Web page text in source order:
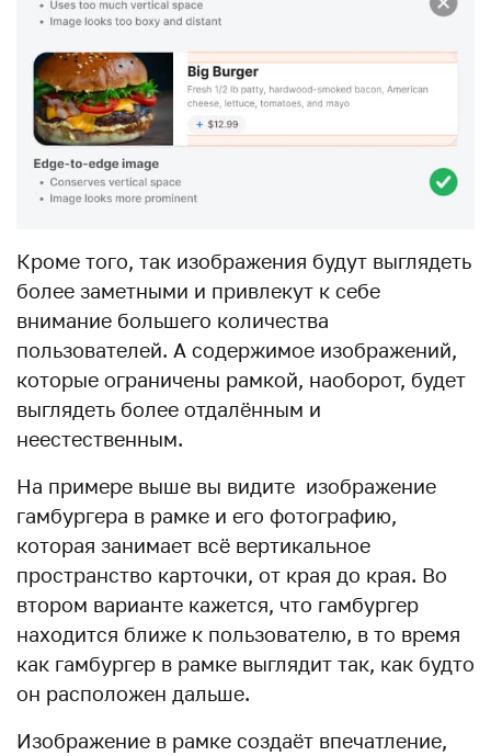
Кроме того, так изображения будут выглядеть
более заметными и привлекут к себе
внимание большего количества
пользователей. А содержимое изображений,
которые ограничены рамкой, наоборот, будет
выглядеть более отдалённым и
неестественным.
На примере выше вы видите изображение
гамбургера в рамке и его фотографию,
которая занимает всё вертикальное
пространство карточки, от края до края. Во
втором варианте кажется, что гамбургер
находится ближе к пользователю, в то время
как гамбургер в рамке выглядит так, как будто
он расположен дальше.
Изображение в рамке создаёт впечатление,